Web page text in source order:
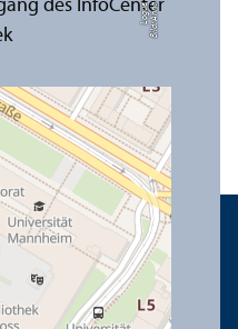
Bil
d:
A
n
n
a
L
o
g
u
e